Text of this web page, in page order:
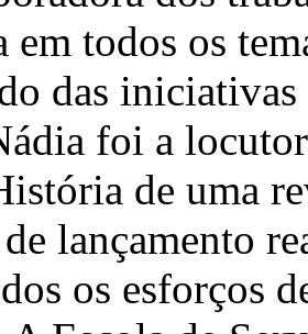
em todos os
das
foi a
de uma
lançamento
os esforços